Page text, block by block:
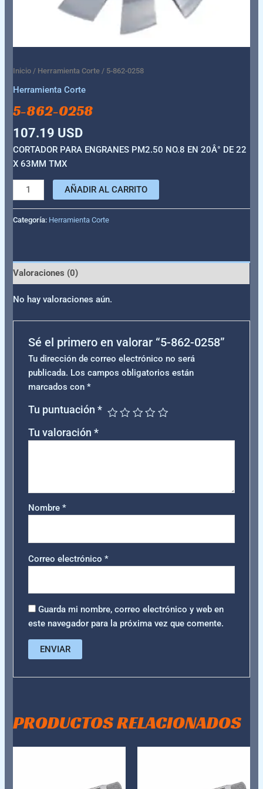
Inicio / Herramienta Corte / 5-862-0258
Herramienta Corte
5-862-0258
107.19 USD
CORTADOR PARA ENGRANES PM2.50 NO.8 EN 20Â° DE 22
X 63MM TMX
AÑADIR AL CARRITO
Categoría: Herramienta Corte
Valoraciones (0)
No hay valoraciones aún.
Sé el primero en valorar “5-862-0258”
Tu dirección de correo electrónico no será
publicada. Los campos obligatorios están
marcados con *
Tu puntuación *
Tu valoración *
Nombre *
Correo electrónico *
Guarda mi nombre, correo electrónico y web en
este navegador para la próxima vez que comente.
PRODUCTOS RELACIONADOS